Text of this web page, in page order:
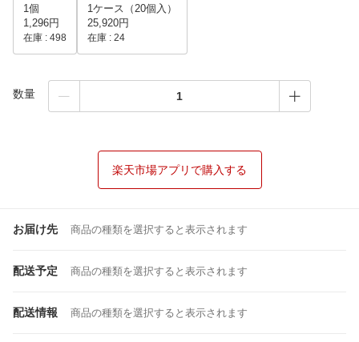
1個
1,296円
在庫 : 498
1ケース（20個入）
25,920円
在庫 : 24
数量
楽天市場アプリで購入する
お届け先 商品の種類を選択すると表示されます
配送予定 商品の種類を選択すると表示されます
配送情報 商品の種類を選択すると表示されます